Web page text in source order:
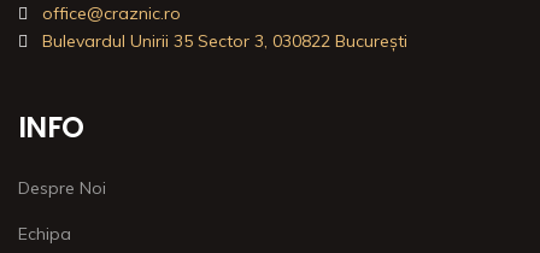
office@craznic.ro
Bulevardul Unirii 35 Sector 3, 030822 București
INFO
Despre Noi
Echipa